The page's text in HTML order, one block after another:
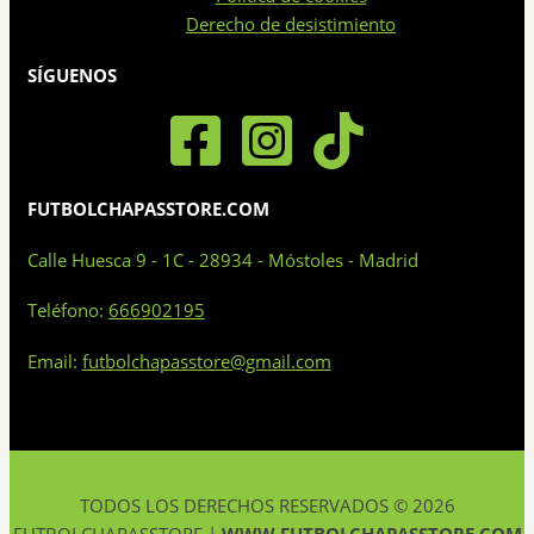
Derecho de desistimiento
SÍGUENOS
FUTBOLCHAPASSTORE.COM
Calle Huesca 9 - 1C - 28934 - Móstoles - Madrid
Teléfono: 666902195
Email: futbolchapasstore@gmail.com
TODOS LOS DERECHOS RESERVADOS © 2026